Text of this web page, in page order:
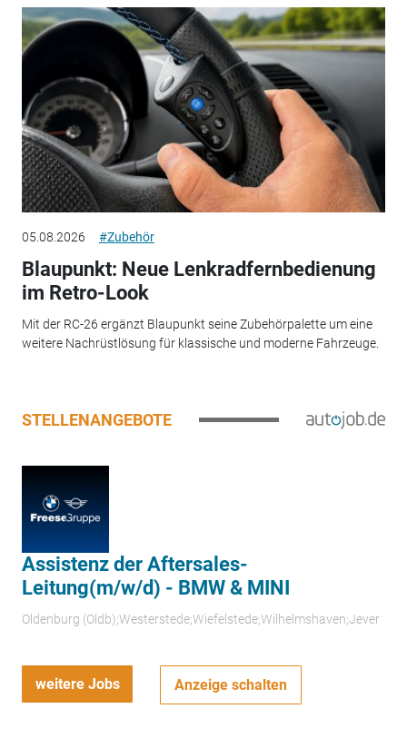
05.08.2026 #Zubehör
Blaupunkt: Neue Lenkradfernbedienung
im Retro-Look
Mit der RC-26 ergänzt Blaupunkt seine Zubehörpalette um eine
weitere Nachrüstlösung für klassische und moderne Fahrzeuge.
STELLENANGEBOTE
Assistenz der Aftersales-
Leitung(m/w/d) - BMW & MINI
Oldenburg (Oldb);Westerstede;Wiefelstede;Wilhelmshaven;Jever
weitere Jobs Anzeige schalten